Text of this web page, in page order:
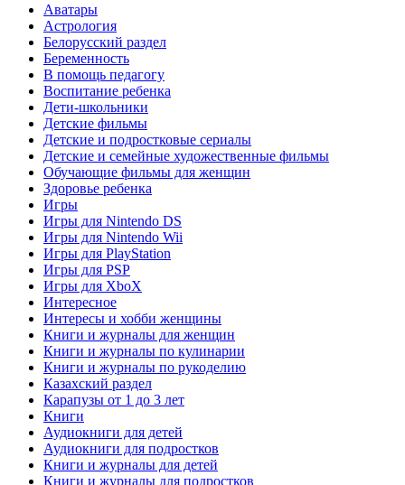
Аватары
Астрология
Белорусский раздел
Беременность
В помощь педагогу
Воспитание ребенка
Дети-школьники
Детские фильмы
Детские и подростковые сериалы
Детские и семейные художественные фильмы
Обучающие фильмы для женщин
Здоровье ребенка
Игры
Игры для Nintendo DS
Игры для Nintendo Wii
Игры для PlayStation
Игры для PSP
Игры для XboX
Интересное
Интересы и хобби женщины
Книги и журналы для женщин
Книги и журналы по кулинарии
Книги и журналы по рукоделию
Казахский раздел
Карапузы от 1 до 3 лет
Книги
Аудиокниги для детей
Аудиокниги для подростков
Книги и журналы для детей
Книги и журналы для подростков